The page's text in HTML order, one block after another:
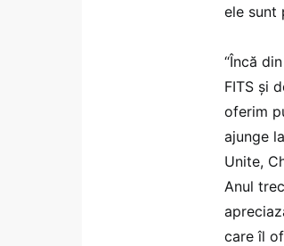
ele sunt
“Încă
FITS şi
oferim
ajunge
Unite,
Anul
care îl